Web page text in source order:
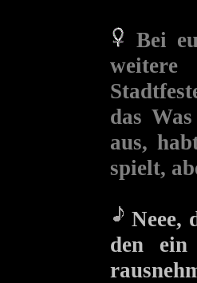
Bei
das
aus,
spielt,
Neee,
den ein